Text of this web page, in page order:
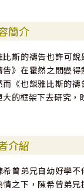
簡介
比斯的禱告也許可
告》在霍然之間變
而《也談雅比斯的
大的框架下去研究，
介紹
希曾弟兄自幼好學
情之下，陳希曾弟